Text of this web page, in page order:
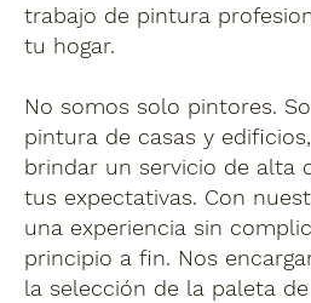
trabajo de pintura
tu hogar.
No somos solo pintores.
pintura de casas y
brindar un servicio de alta
tus expectativas. Con
una experiencia sin
principio a fin. Nos
la selección de la paleta